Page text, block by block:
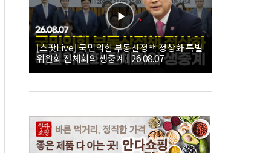
[스팟Live] 국민의힘 부동산정책 정상화 특별
위원회 전체회의 생중계 | 26.08.07